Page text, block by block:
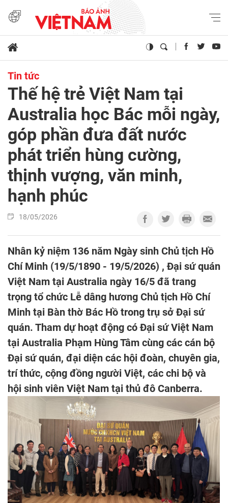
Tin tức
Thế hệ trẻ Việt Nam tại
Australia học Bác mỗi ngày,
góp phần đưa đất nước
phát triển hùng cường,
thịnh vượng, văn minh,
hạnh phúc
18/05/2026
Nhân kỷ niệm 136 năm Ngày sinh Chủ tịch Hồ
Chí Minh (19/5/1890 - 19/5/2026) , Đại sứ quán
Việt Nam tại Australia ngày 16/5 đã trang
trọng tổ chức Lễ dâng hương Chủ tịch Hồ Chí
Minh tại Bàn thờ Bác Hồ trong trụ sở Đại sứ
quán. Tham dự hoạt động có Đại sứ Việt Nam
tại Australia Phạm Hùng Tâm cùng các cán bộ
Đại sứ quán, đại diện các hội đoàn, chuyên gia,
trí thức, cộng đồng người Việt, các chi bộ và
hội sinh viên Việt Nam tại thủ đô Canberra.